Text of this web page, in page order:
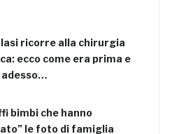
ricorre alla chirurgia
ecco come era prima e
adesso…
bimbi che hanno
le foto di famiglia